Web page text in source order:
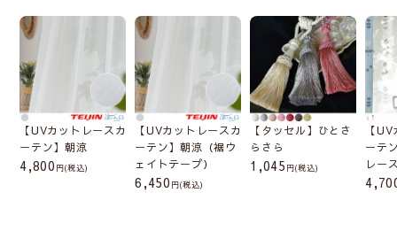
【UVカットレースカ
ーテン】朝涼
4,800 (税込)
【UVカットレースカ
ーテン】朝涼（裾ウ
ェイトテープ）
6,450 (税込)
【タッセル】ひとさ
らさら
1,045 (税込)
【
ーテ
レー